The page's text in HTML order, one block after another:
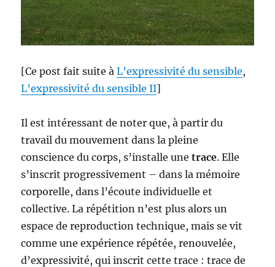
[Ce post fait suite àL’expressivité du sensible,
L’expressivité du sensible II]
Il est intéressant de noter que, à partir du
travail du mouvement dans la pleine
conscience du corps, s’installe unetrace. Elle
s’inscrit progressivement – dans la mémoire
corporelle, dans l’écoute individuelle et
collective. La répétition n’est plus alors un
espace de reproduction technique, mais se vit
comme une expérience répétée, renouvelée,
d’expressivité, qui inscrit cette trace : trace de